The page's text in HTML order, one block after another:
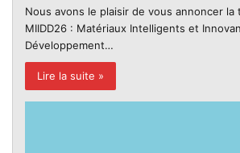
Nous avons le plaisir de vous annoncer la
MIIDD26 : Matériaux Intelligents et
Développement…
Lire la suite »